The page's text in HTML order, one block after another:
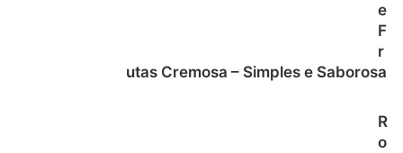
e
F
r
utas Cremosa – Simples e Saborosa
R
o